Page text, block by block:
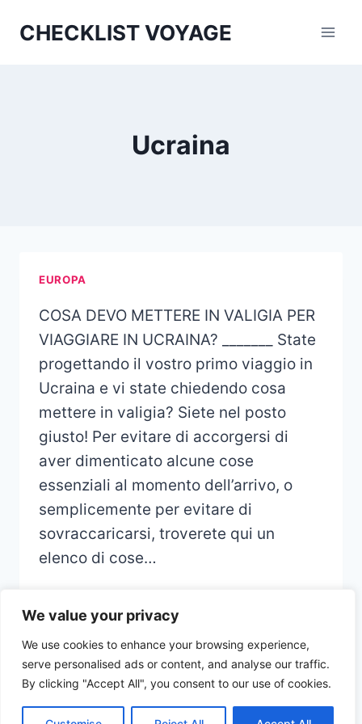
We value your privacy
We use cookies to enhance your browsing experience,
serve personalised ads or content, and analyse our traffic.
By clicking "Accept All", you consent to our use of cookies.
CHECKLIST VOYAGE
Ucraina
EUROPA
COSA DEVO METTERE IN VALIGIA PER
VIAGGIARE IN UCRAINA? _______ State
progettando il vostro primo viaggio in
Ucraina e vi state chiedendo cosa
mettere in valigia? Siete nel posto
giusto! Per evitare di accorgersi di
aver dimenticato alcune cose
essenziali al momento dell’arrivo, o
semplicemente per evitare di
sovraccaricarsi, troverete qui un
elenco di cose…
© 2026 CHECKLIST VOYAGE - Thème
WordPress parKadence WP